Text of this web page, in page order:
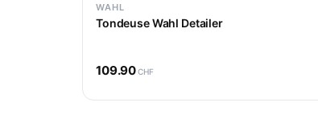
WAHL
Tondeuse Wahl Detailer
109.90CHF